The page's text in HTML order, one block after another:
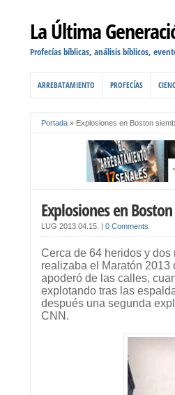
La Última
Profecías bíblicas, análisis bíblicos,
ARREBATAMIENTO PROFECÍAS
Portada » Explosiones en Boston
Explosiones en
LUG 2013.04.15. | 0 Comments
Cerca de 64 heridos y
realizaba el Maratón 2013
apoderó de las calles,
explotando tras las
después una segunda
CNN.